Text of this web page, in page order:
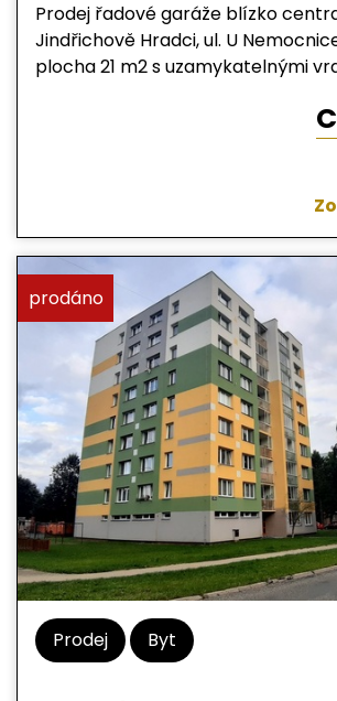
Prodej řadové garáže blízko
Jindřichově Hradci, ul. U Nemocnice.
plocha 21 m2 s uzamykatelnými
motocyklu nebo jako skladovací
Elektřina je do objektu zavedená,
kdykoliv i během víkendu, cena k
prodáno
Prodej Byt